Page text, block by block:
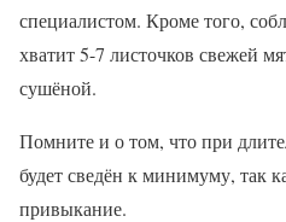
специалистом. Кроме того,
хватит 5-7 листочков свежей
сушёной.
Помните и о том, что при
будет сведён к минимуму, так
привыкание.